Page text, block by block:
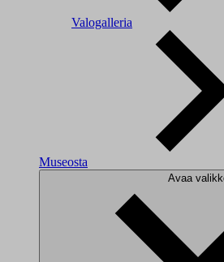
Valogalleria
Museosta
Avaa